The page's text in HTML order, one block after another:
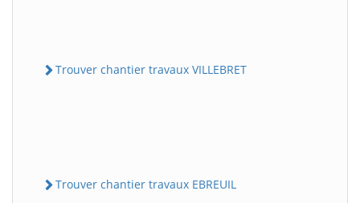
Trouver chantier travaux VILLEBRET
Trouver chantier travaux EBREUIL